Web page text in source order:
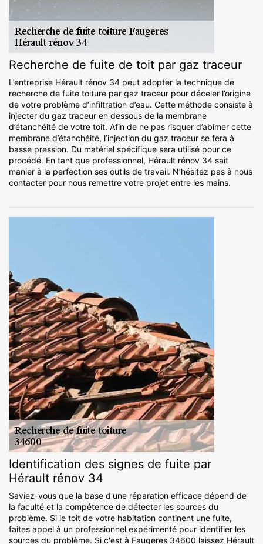
Recherche de fuite de toit par gaz traceur
L’entreprise Hérault rénov 34 peut adopter la technique de
recherche de fuite toiture par gaz traceur pour déceler l’origine
de votre problème d’infiltration d’eau. Cette méthode consiste à
injecter du gaz traceur en dessous de la membrane
d’étanchéité de votre toit. Afin de ne pas risquer d’abîmer cette
membrane d’étanchéité, l’injection du gaz traceur se fera à
basse pression. Du matériel spécifique sera utilisé pour ce
procédé. En tant que professionnel, Hérault rénov 34 sait
manier à la perfection ses outils de travail. N’hésitez pas à nous
contacter pour nous remettre votre projet entre les mains.
Identification des signes de fuite par
Hérault rénov 34
Saviez-vous que la base d'une réparation efficace dépend de
la faculté et la compétence de détecter les sources du
problème. Si le toit de votre habitation continent une fuite,
faites appel à un professionnel expérimenté pour identifier les
sources du problème. Si c'est à Faugeres 34600 laissez Hérault